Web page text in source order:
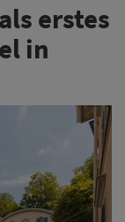
erstes
in